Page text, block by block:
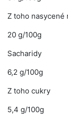
Z toho nasycené
20 g/100g
Sacharidy
6,2 g/100g
Z toho cukry
5,4 g/100g